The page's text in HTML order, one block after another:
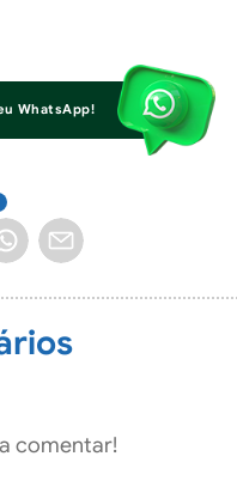
WhatsApp!
comentar!